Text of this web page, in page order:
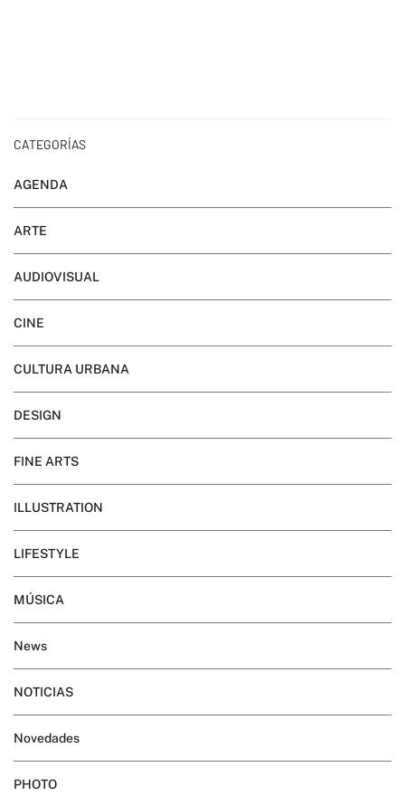
CATEGORÍAS
AGENDA
ARTE
AUDIOVISUAL
CINE
CULTURA URBANA
DESIGN
FINE ARTS
ILLUSTRATION
LIFESTYLE
MÚSICA
News
NOTICIAS
Novedades
PHOTO